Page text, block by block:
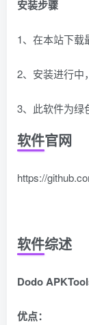
安装步骤
1、在本站下载
2、安装进行中
3、此软件为绿
软件官网
https://
软件综述
Dodo
优点：